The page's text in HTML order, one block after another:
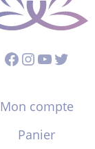
Facebook
Instagram
YouTube
Twitter
Mon compte
Panier